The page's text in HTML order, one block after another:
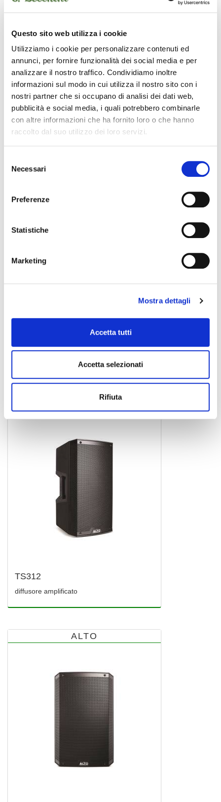
Questo sito web utilizza i cookie
Utilizziamo i cookie per personalizzare contenuti ed
annunci, per fornire funzionalità dei social media e per
analizzare il nostro traffico. Condividiamo inoltre
informazioni sul modo in cui utilizza il nostro sito con i
nostri partner che si occupano di analisi dei dati web,
pubblicità e social media, i quali potrebbero combinarle
con altre informazioni che ha fornito loro o che hanno
raccolto dal suo utilizzo dei loro servizi.
delNecessari
Preferenze
Statistiche
Marketing
Mostra dettagli
Accetta tutti
Accetta selezionati
Rifiuta
diffusore amplificato
TS210 TRUESONIC
TS312
diffusore amplificato
ALTO